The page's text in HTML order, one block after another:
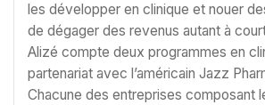
les développer en clinique et nouer
de dégager des revenus autant à
Alizé compte deux programmes en
partenariat avec l’américain Jazz
Chacune des entreprises composant